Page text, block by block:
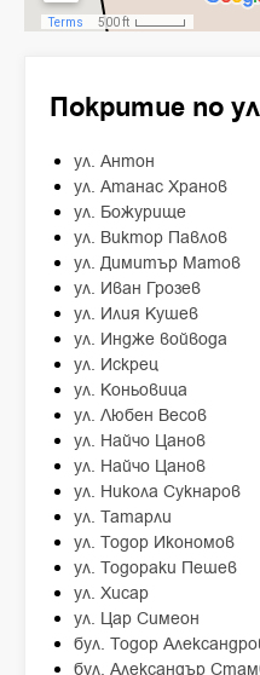
Покритие по
ул. Антон
ул. Атанас Хранов
ул. Божурище
ул. Виктор Павлов
ул. Димитър Матов
ул. Иван Грозев
ул. Илия Кушев
ул. Индже войвода
ул. Искрец
ул. Коньовица
ул. Любен Весов
ул. Найчо Цанов
ул. Найчо Цанов
ул. Никола Сукнаров
ул. Татарли
ул. Тодор Икономов
ул. Тодораки Пешев
ул. Хисар
ул. Цар Симеон
бул. Тодор
бул. Александър